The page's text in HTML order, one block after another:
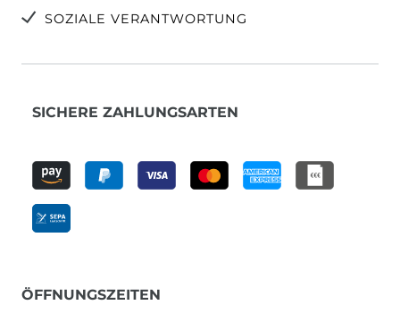
SOZIALE VERANTWORTUNG
SICHERE ZAHLUNGSARTEN
ÖFFNUNGSZEITEN